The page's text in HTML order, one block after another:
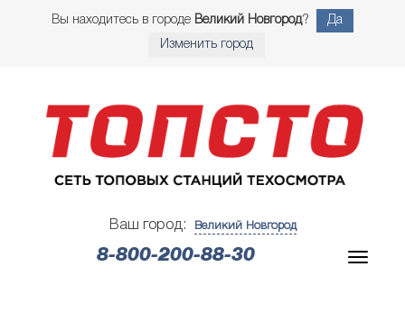
Вы находитесь в городе Великий Новгород? Да
Изменить город
Ваш город: Великий Новгород
8-800-200-88-30